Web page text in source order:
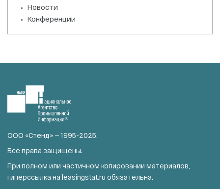
Новости
Конференции
ООО «Стенд» — 1995-2025.
Все права защищены.
При полном или частичном копировании материалов,
гиперссылка на leasingstat.ru обязательна.